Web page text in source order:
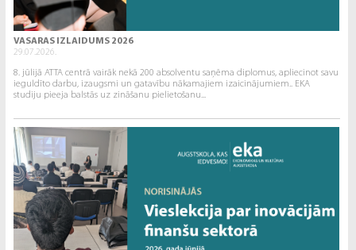
VASARAS IZLAIDUMS 2026
29.07.2026.
8. jūlijā ATTA centrā vairāk nekā 200 absolventu saņēma diplomus, apliecinot savu
ieguldīto darbu, izaugsmi un gatavību nākamajiem izaicinājumiem.. EKA
studiju pieeja balstās uz zināšanu pielietošanu...